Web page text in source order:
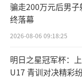
骗走200万元后男
终落幕
2026-08-06 09:18:25
明日之星冠军杯：
U17 青训对决精彩